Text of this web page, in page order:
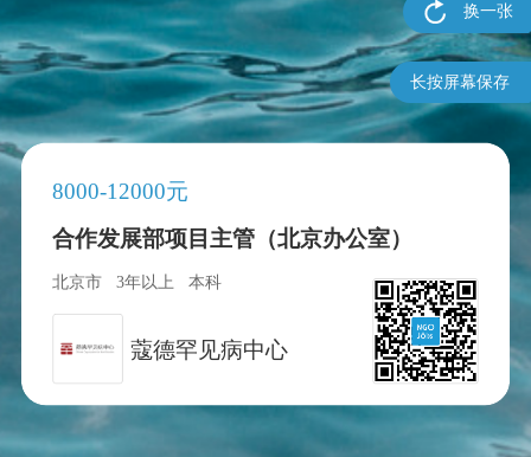
8000-12000元
合作发展部项目主管（北京办公室）
北京市 3年以上 本科
蔻德罕见病中心
换一张
长按屏幕保存